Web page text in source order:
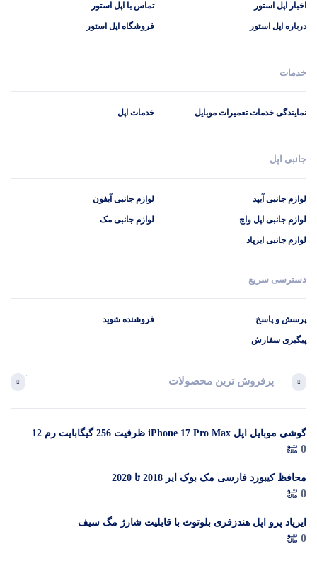
اخبار اپل استور
درباره اپل استور
تماس با اپل استور
فروشگاه اپل استور
خدمات
نمایندگی خدمات تعمیرات موبایل خدمات اپل
جانبی اپل
لوازم جانبی آیپد
لوازم جانبی اپل واچ
لوازم جانبی ایرپاد
لوازم جانبی آیفون
لوازم جانبی مک
دسترسی سریع
پرسش و پاسخ
پیگیری سفارش
فروشنده شوید
پرفروش ترین محصولات
گوشی موبایل اپل iPhone 17 Pro Max ظرفیت 256 گیگابایت رم 12
گیگابایت (ZAA) – Not Active رجیستر شده
0
محافظ کیبورد فارسی مک بوک ایر 2018 تا 2020
0
ایرپاد پرو اپل هندزفری بلوتوث با قابلیت شارژ مگ سیف
0